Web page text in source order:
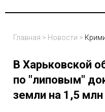
Главная > Новости >
В Харьковской
по "липовым"
земли на 1,5 млн